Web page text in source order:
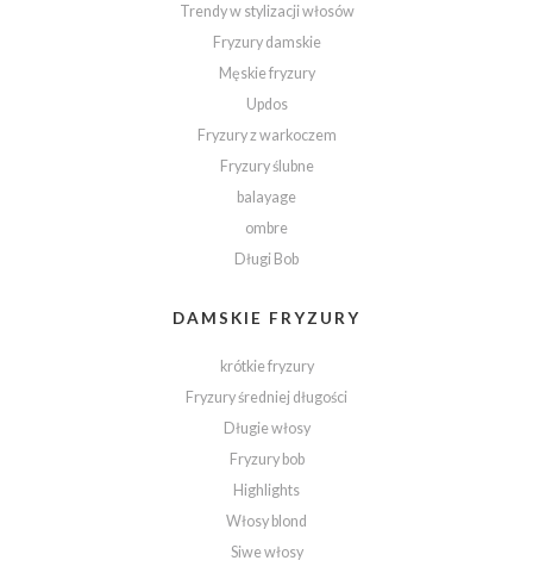
Trendy w stylizacji włosów
Fryzury damskie
Męskie fryzury
Updos
Fryzury z warkoczem
Fryzury ślubne
balayage
ombre
Długi Bob
DAMSKIE FRYZURY
krótkie fryzury
Fryzury średniej długości
Długie włosy
Fryzury bob
Highlights
Włosy blond
Siwe włosy